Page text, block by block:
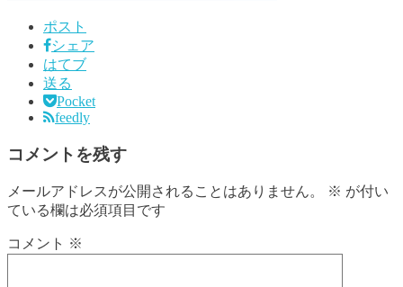
ポスト
シェア
はてブ
送る
Pocket
feedly
コメントを残す
メールアドレスが公開されることはありません。 ※ が付い
ている欄は必須項目です
コメント ※